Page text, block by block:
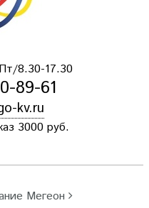
8.30-17.30
89-61
kv.ru
3000 руб.
Мегеон